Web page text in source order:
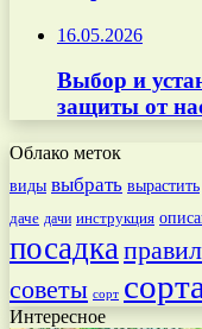
16.05.2026
Выбор и
защиты от
Облако меток
виды выбрать вырастить
даче дачи инструкция
посадка
советы сорт сорта
Интересное